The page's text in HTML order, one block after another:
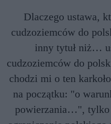
Dlaczego ustawa,
cudzoziemców do
inny tytuł niż…
cudzoziemców do
chodzi mi o ten
na początku: "o
powierzania…", tylko